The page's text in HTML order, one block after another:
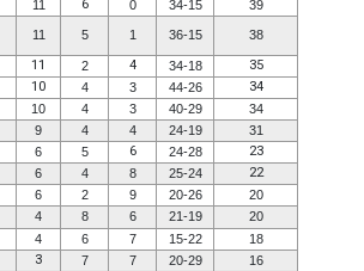
11 6 0 34-15 39
11 5 1 36-15 38
11 2 4 34-18 35
10 4 3 44-26 34
10 4 3 40-29
34
9 4 4 24-19
31
6 5 6 24-28 23
6 4 8 25-24 22
6 2 9 20-26
20
4 8 6 21-19
20
4 6 7 15-22
18
3 7 7 20-29
16